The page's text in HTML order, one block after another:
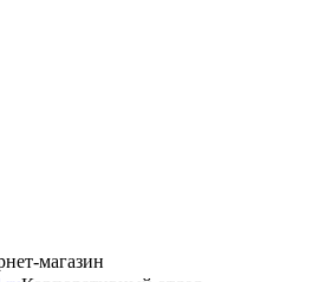
магазин